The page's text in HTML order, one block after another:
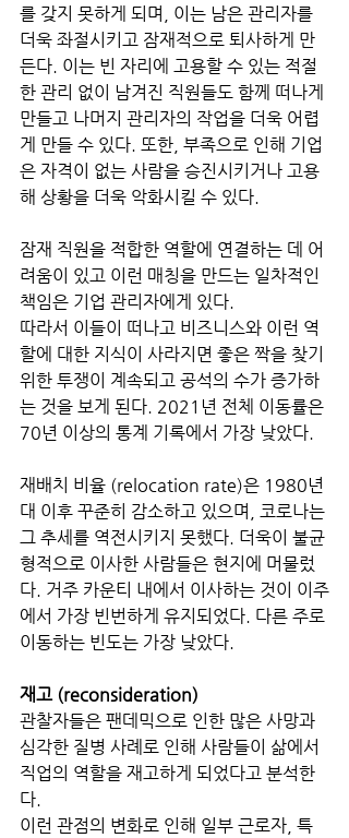
를 갖지 못하게 되며, 이는 남은 관리자를
더욱 좌절시키고 잠재적으로 퇴사하게 만
든다. 이는 빈 자리에 고용할 수 있는 적절
한 관리 없이 남겨진 직원들도 함께 떠나게
만들고 나머지 관리자의 작업을 더욱 어렵
게 만들 수 있다. 또한, 부족으로 인해 기업
은 자격이 없는 사람을 승진시키거나 고용
해 상황을 더욱 악화시킬 수 있다.
잠재 직원을 적합한 역할에 연결하는 데 어
려움이 있고 이런 매칭을 만드는 일차적인
책임은 기업 관리자에게 있다.
따라서 이들이 떠나고 비즈니스와 이런 역
할에 대한 지식이 사라지면 좋은 짝을 찾기
위한 투쟁이 계속되고 공석의 수가 증가하
는 것을 보게 된다. 2021년 전체 이동률은
70년 이상의 통계 기록에서 가장 낮았다.
재배치 비율 (relocation rate)은 1980년
대 이후 꾸준히 감소하고 있으며, 코로나는
그 추세를 역전시키지 못했다. 더욱이 불균
형적으로 이사한 사람들은 현지에 머물렀
다. 거주 카운티 내에서 이사하는 것이 이주
에서 가장 빈번하게 유지되었다. 다른 주로
이동하는 빈도는 가장 낮았다.
재고 (reconsideration)
관찰자들은 팬데믹으로 인한 많은 사망과
심각한 질병 사례로 인해 사람들이 삶에서
직업의 역할을 재고하게 되었다고 분석한
다.
이런 관점의 변화로 인해 일부 근로자, 특